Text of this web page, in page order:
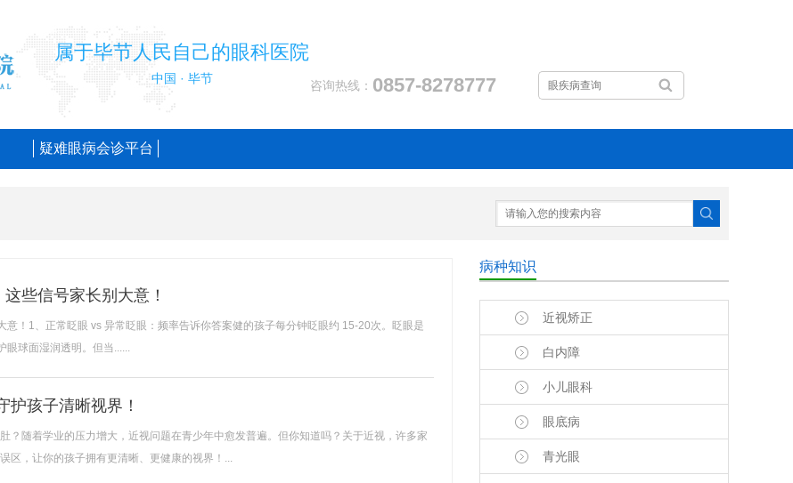
属于毕节人民自己的眼科医院
中国 · 毕节 咨询热线： 0857-8278777
疑难眼病会诊平台
些信号家长别大意！
意！1、正常眨眼 vs 异常眨眼：频率告诉你答案健的孩子每分钟眨眼约 15-20次。眨眼是
眼球面湿润透明。但当......
护孩子清晰视界！
？随着学业的压力增大，近视问题在青少年中愈发普遍。但你知道吗？关于近视，许多家
区，让你的孩子拥有更清晰、更健康的视界！...
病种知识
近视矫正
白内障
小儿眼科
眼底病
青光眼